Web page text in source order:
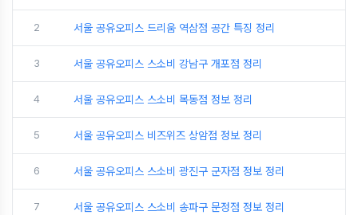
2 서울 공유오피스 드리움 역삼점 공간 특징 정리
3 서울 공유오피스 스소비 강남구 개포점 정리
4 서울 공유오피스 스소비 목동점 정보 정리
5 서울 공유오피스 비즈위즈 상암점 정보 정리
6 서울 공유오피스 스소비 광진구 군자점 정보 정리
7 서울 공유오피스 스소비 송파구 문정점 정보 정리